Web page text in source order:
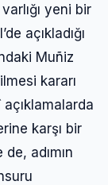
yeni bir
açıkladığı
Muñiz
kararı
karşı bir
adımın